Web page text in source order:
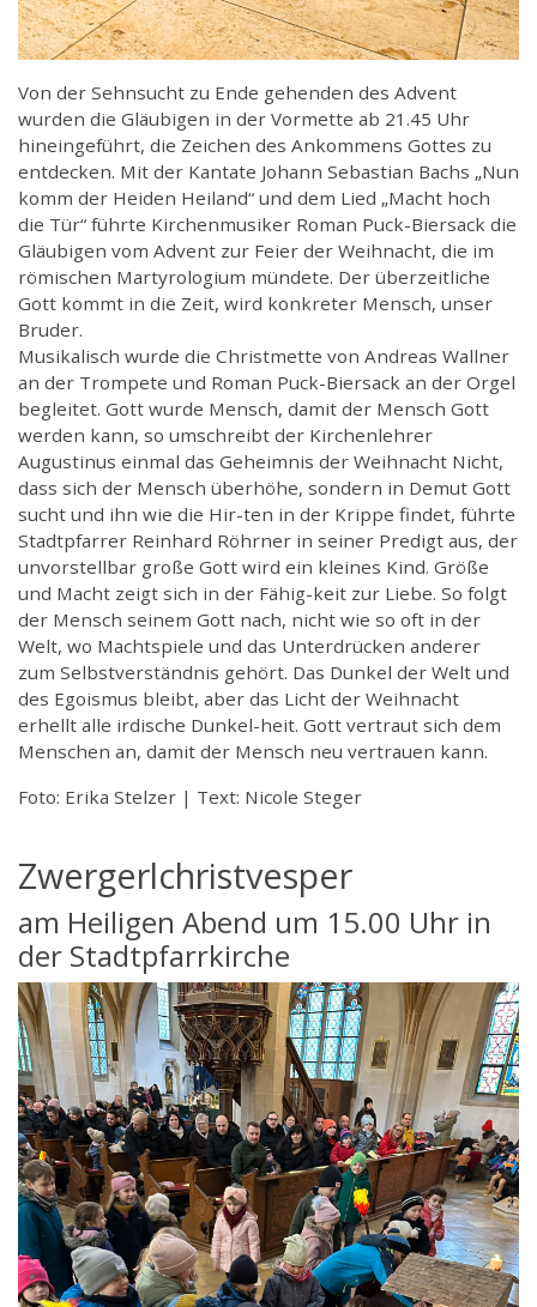
Von der Sehnsucht zu Ende gehenden des Advent
wurden die Gläubigen in der Vormette ab 21.45 Uhr
hineingeführt, die Zeichen des Ankommens Gottes zu
entdecken. Mit der Kantate Johann Sebastian Bachs „Nun
komm der Heiden Heiland“ und dem Lied „Macht hoch
die Tür“ führte Kirchenmusiker Roman Puck-Biersack die
Gläubigen vom Advent zur Feier der Weihnacht, die im
römischen Martyrologium mündete. Der überzeitliche
Gott kommt in die Zeit, wird konkreter Mensch, unser
Bruder.
Musikalisch wurde die Christmette von Andreas Wallner
an der Trompete und Roman Puck-Biersack an der Orgel
begleitet. Gott wurde Mensch, damit der Mensch Gott
werden kann, so umschreibt der Kirchenlehrer
Augustinus einmal das Geheimnis der Weihnacht Nicht,
dass sich der Mensch überhöhe, sondern in Demut Gott
sucht und ihn wie die Hir-ten in der Krippe findet, führte
Stadtpfarrer Reinhard Röhrner in seiner Predigt aus, der
unvorstellbar große Gott wird ein kleines Kind. Größe
und Macht zeigt sich in der Fähig-keit zur Liebe. So folgt
der Mensch seinem Gott nach, nicht wie so oft in der
Welt, wo Machtspiele und das Unterdrücken anderer
zum Selbstverständnis gehört. Das Dunkel der Welt und
des Egoismus bleibt, aber das Licht der Weihnacht
erhellt alle irdische Dunkel-heit. Gott vertraut sich dem
Menschen an, damit der Mensch neu vertrauen kann.
Foto: Erika Stelzer | Text: Nicole Steger
Zwergerlchristvesper
am Heiligen Abend um 15.00 Uhr in
der Stadtpfarrkirche